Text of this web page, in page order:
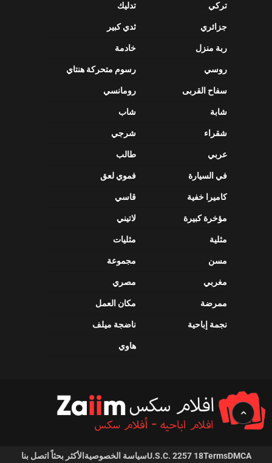
تدليك تركي
ثدي كبير جزائري
خادمة ربة منزل
رسوم متحركة هنتاي روسي
رومانسي سفاح القربى
شاب شابة
شرجي شقراء
طالب عربي
فموي لعق في السيارة
قاسي كاميرا خفية
لاتيني مؤخرة كبيرة
مثليات مثلية
مجموعة مسن
مصري مغربي
مكان العمل ممرضة
ناضجة ميلف نجمة إباحية
هاوي
DMCA
Terms
18 U.S.C. 2257 سياسة الخصوصية الأكثر بحثاً اتصل بنا